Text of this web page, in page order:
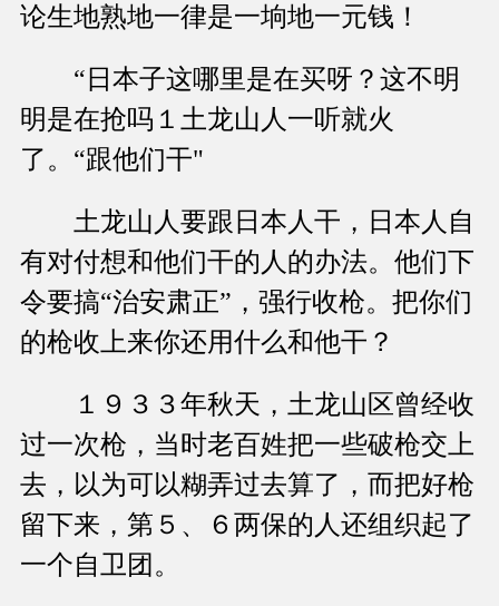
论生地熟地一律是一垧地一元钱！
“日本子这哪里是在买呀？这不明
明是在抢吗１土龙山人一听就火
了。“跟他们干"
土龙山人要跟日本人干，日本人自
有对付想和他们干的人的办法。他们下
令要搞“治安肃正”，强行收枪。把你们
的枪收上来你还用什么和他干？
１９３３年秋天，土龙山区曾经收
过一次枪，当时老百姓把一些破枪交上
去，以为可以糊弄过去算了，而把好枪
留下来，第５、６两保的人还组织起了
一个自卫团。